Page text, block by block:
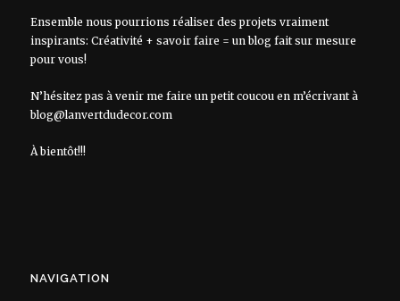
Ensemble nous pourrions réaliser des projets vraiment
inspirants: Créativité + savoir faire = un blog fait sur mesure
pour vous!
N’hésitez pas à venir me faire un petit coucou en m’écrivant à
blog@lanvertdudecor.com
À bientôt!!!
NAVIGATION